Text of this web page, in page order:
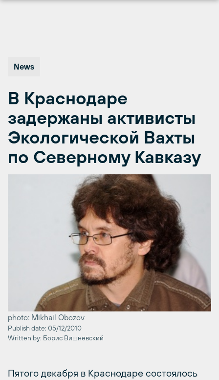
News
В Краснодаре
задержаны активисты
Экологической Вахты
по Северному Кавказу
photo: Mikhail Obozov
Publish date: 05/12/2010
Written by: Борис Вишневский
Пятого декабря в Краснодаре состоялось